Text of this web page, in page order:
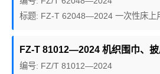
标题: FZ-T 62048—2024 一次性床上
FZ-T 81012—2024 机织围巾、
编号: FZ/T 81012—2024